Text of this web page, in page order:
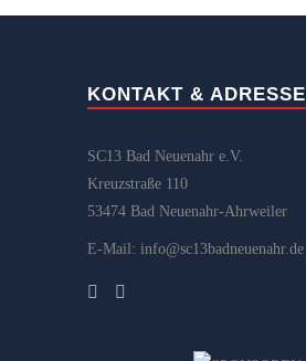
KONTAKT & ADRESSE
SC13 Bad Neuenahr e.V.
Kreuzstraße 110
53474 Bad Neuenahr-Ahrweiler
E-Mail: info@sc13badneuenahr.de